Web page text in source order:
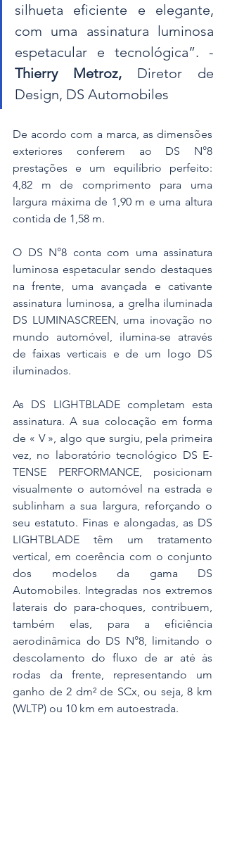
silhueta eficiente e elegante,
com uma assinatura luminosa
Thierry Metroz, Diretor de
Design, DS Automobiles
De acordo com a marca, as dimensões
exteriores conferem ao DS N°8
prestações e um equilíbrio perfeito:
4,82 m de comprimento para uma
largura máxima de 1,90 m e uma altura
contida de 1,58 m.
O DS N°8 conta com uma assinatura
luminosa espetacular sendo destaques
na frente, uma avançada e cativante
assinatura luminosa, a grelha iluminada
DS LUMINASCREEN, uma inovação no
mundo automóvel, ilumina-se através
de faixas verticais e de um logo DS
iluminados.
As DS LIGHTBLADE completam esta
assinatura. A sua colocação em forma
de « V », algo que surgiu, pela primeira
vez, no laboratório tecnológico DS E-
TENSE PERFORMANCE, posicionam
visualmente o automóvel na estrada e
sublinham a sua largura, reforçando o
seu estatuto. Finas e alongadas, as DS
LIGHTBLADE têm um tratamento
vertical, em coerência com o conjunto
dos modelos da gama DS
Automobiles. Integradas nos extremos
laterais do para-choques, contribuem,
também elas, para a eficiência
aerodinâmica do DS N°8, limitando o
descolamento do fluxo de ar até às
rodas da frente, representando um
ganho de 2 dm² de SCx, ou seja, 8 km
(WLTP) ou 10 km em autoestrada.